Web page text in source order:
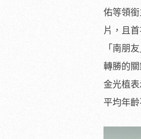
佑等領
片，且
「南朋
轉勝的
金光植
平均年齡